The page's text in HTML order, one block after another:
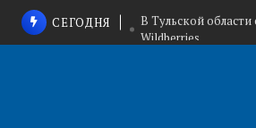
СЕГОДНЯ
В Тульской
Wildberries